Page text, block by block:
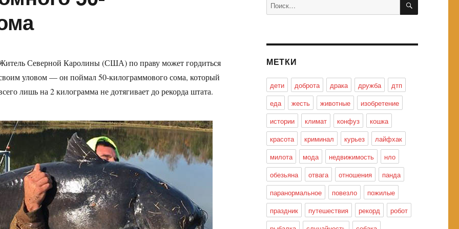
Северной Каролины (США) по праву может гордиться
уловом — он поймал 50-килограммового сома, который
лишь на 2 килограмма не дотягивает до рекорда штата.
МЕТКИ
дети доброта драка дружба
дтп
еда
жесть животные
изобретение
истории
климат конфуз
кошка
красота
криминал курьез
лайфхак
милота
мода недвижимость
нло
обезьяна
отвага отношения
панда
паранормальное
повезло
пожилые
праздник
путешествия рекорд
робот